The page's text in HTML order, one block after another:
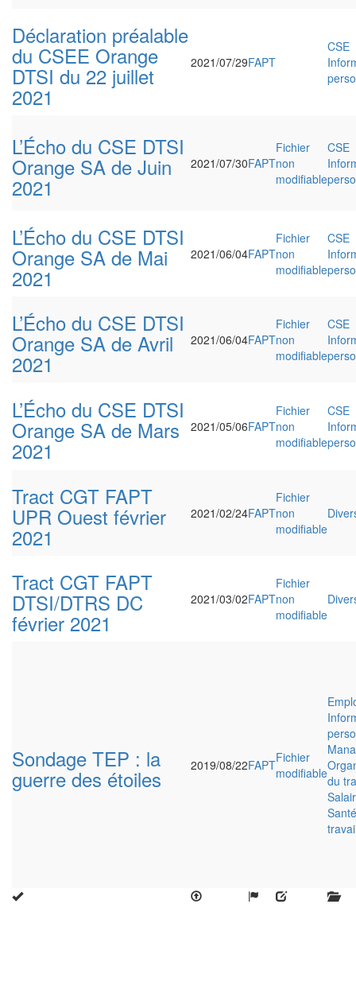
Déclaration préalable
du CSEE Orange
DTSI du 22 juillet
2021
2021/07/29FAPT
CSE
L’Écho du CSE DTSI
Orange SA de Juin
2021
2021/07/30FAPT
Fichier
non
modifiable
CSE
L’Écho du CSE DTSI
Orange SA de Mai
2021
2021/06/04FAPT
Fichier
non
modifiable
CSE
L’Écho du CSE DTSI
Orange SA de Avril
2021
2021/06/04FAPT
Fichier
non
modifiable
CSE
L’Écho du CSE DTSI
Orange SA de Mars
2021
2021/05/06FAPT
Fichier
non
modifiable
CSE
Tract CGT FAPT
UPR Ouest février
2021
2021/02/24FAPT
Fichier
non
modifiable
Tract CGT FAPT
DTSI/DTRS DC
février 2021
2021/03/02FAPT
Fichier
non
modifiable
Sondage TEP : la
guerre des étoiles 2019/08/22FAPTFichier
modifiabledu